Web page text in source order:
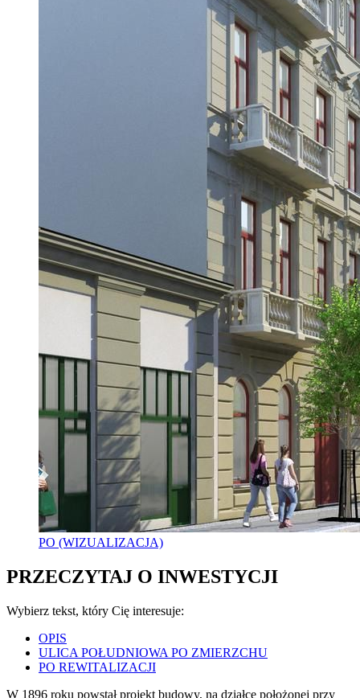
PO (WIZUALIZACJA)
PRZECZYTAJ O INWESTYCJI
Wybierz tekst, który Cię interesuje:
OPIS
ULICA POŁUDNIOWA PO ZMIERZCHU
PO REWITALIZACJI
W 1896 roku powstał projekt budowy, na działce położonej przy